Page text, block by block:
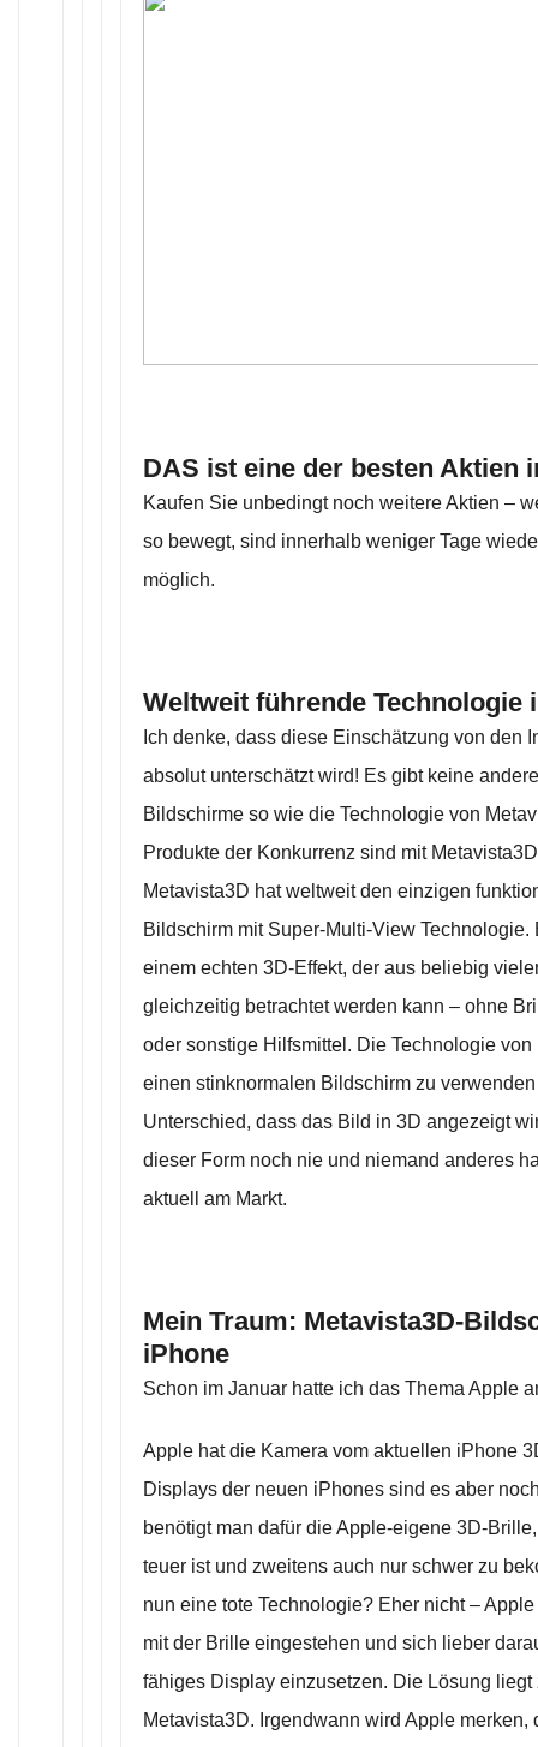
DAS ist eine der besten Aktien
Kaufen Sie unbedingt noch weitere Aktien –
so bewegt, sind innerhalb weniger Tage
möglich.
Weltweit führende Technologie
Ich denke, dass diese Einschätzung von den
absolut unterschätzt wird! Es gibt keine
Bildschirme so wie die Technologie von
Produkte der Konkurrenz sind mit
Metavista3D hat weltweit den einzigen
Bildschirm mit Super-Multi-View Technologie.
einem echten 3D-Effekt, der aus beliebig
gleichzeitig betrachtet werden kann – ohne
oder sonstige Hilfsmittel. Die Technologie
einen stinknormalen Bildschirm zu
Unterschied, dass das Bild in 3D angezeigt
dieser Form noch nie und niemand anderes
aktuell am Markt.
Mein Traum: Metavista3D-
iPhone
Schon im Januar hatte ich das Thema Apple
Apple hat die Kamera vom aktuellen iPhone
Displays der neuen iPhones sind es aber
benötigt man dafür die Apple-eigene 3D-
teuer ist und zweitens auch nur schwer zu
nun eine tote Technologie? Eher nicht –
mit der Brille eingestehen und sich lieber
fähiges Display einzusetzen. Die Lösung liegt
Metavista3D. Irgendwann wird Apple merken,